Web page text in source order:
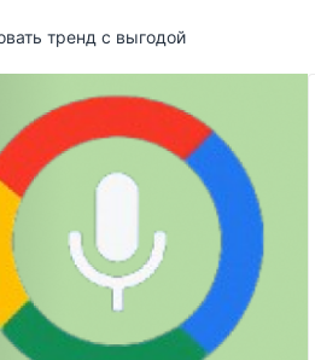
тренд с выгодой